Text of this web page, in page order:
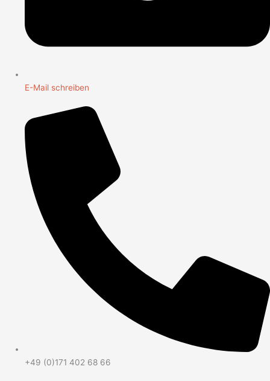
E-Mail schreiben
+49 (0)171 402 68 66